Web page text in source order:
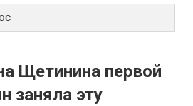
Щетинина первой
заняла эту